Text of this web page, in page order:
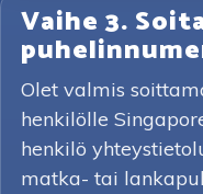
Vaihe 3.
Olet valmis
henkilölle
henkilö
matka- tai